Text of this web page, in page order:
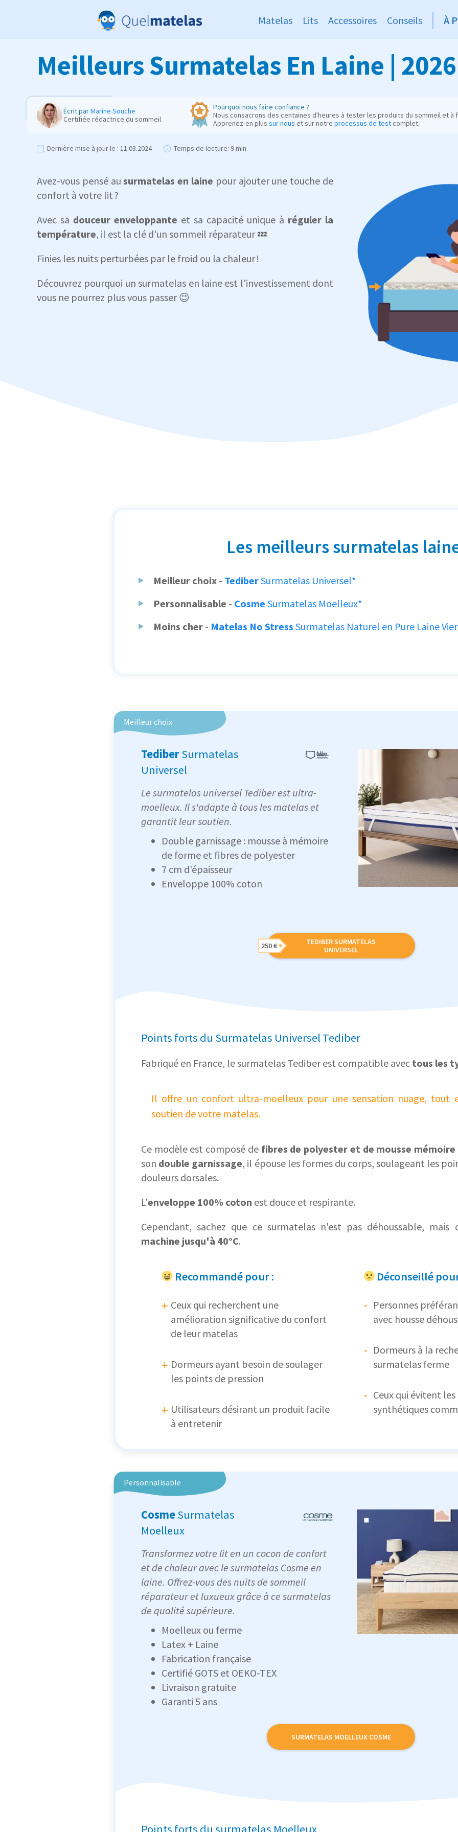
Matelas Lits Accessoires Conseils À
Meilleurs Surmatelas En Laine | 2026
Écrit parMarine Souche
Certifiée rédactrice du sommeil
Pourquoi nous faire confiance ?
Nous consacrons des centaines d'heures à tester les produits du sommeil et
Apprenez-en plus sur nous et sur notre processus de testcomplet.
Dernière mise à jour le : 11.03.2024 Temps de lecture: 9 min.
Avez-vous pensé ausurmatelas en laine pour ajouter une touche de
confort à votre lit ?
Avec sa douceur enveloppante et sa capacité unique à réguler la
température, il est la clé d'un sommeil réparateur 💤
Finies les nuits perturbées par le froid ou la chaleur !
Découvrez pourquoi un surmatelas en laine est l'investissement dont
vous ne pourrez plus vous passer 😉
Les meilleurs surmatelas
Meilleur choix - TediberSurmatelas Universel*
Personnalisable - Cosme Surmatelas Moelleux*
Moins cher - Matelas No Stress Surmatelas Naturel en Pure Laine
Meilleur choix
TediberSurmatelas
Universel
Le surmatelas universel Tediber est ultra-
moelleux. Il s'adapte à tous les matelas et
garantit leur soutien.
Double garnissage : mousse à mémoire
de forme et fibres de polyester
7 cm d'épaisseur
Enveloppe 100% coton
TEDIBER SURMATELAS
UNIVERSEL
250 €
Points forts du Surmatelas Universel Tediber
Fabriqué en France, le surmatelas Tediber est compatible avec tous les
Il offre un confort ultra-moelleux pour une sensation nuage, tout
soutien de votre matelas.
Ce modèle est composé de fibres de polyester et de mousse
son double garnissage, il épouse les formes du corps, soulageant les
douleurs dorsales.
L'enveloppe 100% coton est douce et respirante.
Cependant, sachez que ce surmatelas n'est pas déhoussable, mais
machine jusqu'à 40°C.
Recommandé pour :
Ceux qui recherchent une
amélioration significative du confort
de leur matelas
Dormeurs ayant besoin de soulager
les points de pression
Utilisateurs désirant un produit facile
à entretenir
Déconseillé
Personnes
avec housse
Dormeurs à la
surmatelas ferme
Ceux qui évitent
synthétiques
Personnalisable
CosmeSurmatelas
Moelleux
Transformez votre lit en un cocon de confort
et de chaleur avec le surmatelas Cosme en
laine. Offrez-vous des nuits de sommeil
réparateur et luxueux grâce à ce surmatelas
de qualité supérieure.
Moelleux ou ferme
Latex + Laine
Fabrication française
Certifié GOTS et OEKO-TEX
Livraison gratuite
Garanti 5 ans
SURMATELAS MOELLEUX COSME
Points forts du surmatelas Moelleux